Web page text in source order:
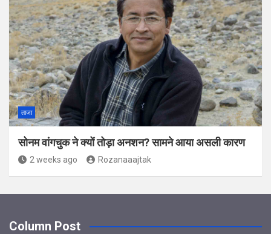
ताजा
सोनम वांगचुक ने क्यों तोड़ा अनशन? सामने आया असली कारण
2 weeks ago Rozanaaajtak
Column Post